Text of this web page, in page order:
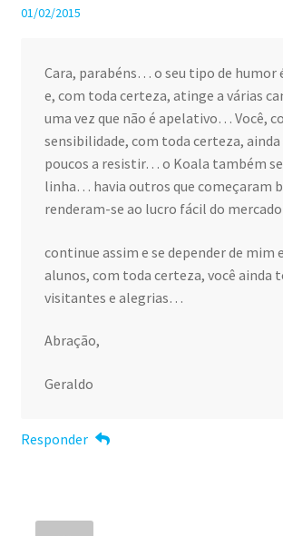
01/02/2015
Cara, parabéns… o seu tipo de
e, com toda certeza, atinge a várias
uma vez que não é apelativo… Você,
sensibilidade, com toda certeza, ainda
poucos a resistir… o Koala também
linha… havia outros que começaram
renderam-se ao lucro fácil do
continue assim e se depender de mim
alunos, com toda certeza, você ainda
visitantes e alegrias…
Abração,
Geraldo
Responder